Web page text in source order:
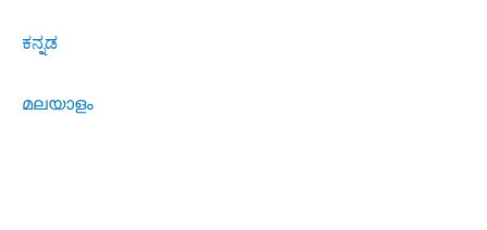
ಕನ್ನಡ
മലയാളം